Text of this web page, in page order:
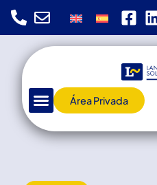
Área Privada